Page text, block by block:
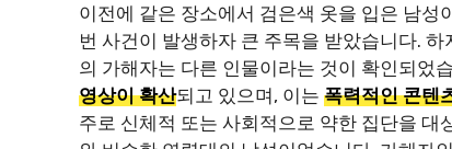
이전에 같은 장소에서 검은색 옷을 입은 남성
번 사건이 발생하자 큰 주목을 받았습니다.
의 가해자는 다른 인물이라는 것이 확인되었
영상이 확산되고 있으며, 이는 폭력적인 콘텐
주로 신체적 또는 사회적으로 약한 집단을